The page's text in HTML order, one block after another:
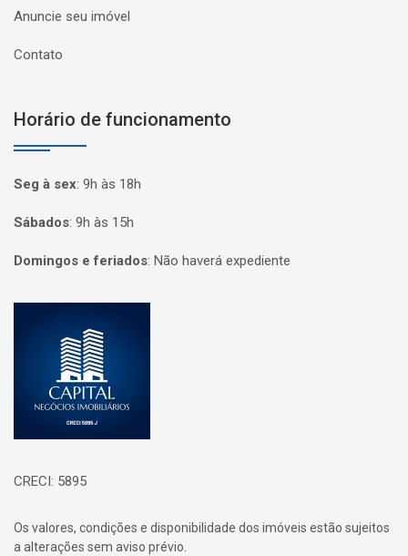
Anuncie seu imóvel
Contato
Horário de funcionamento
Seg à sex: 9h às 18h
Sábados: 9h às 15h
Domingos e feriados: Não haverá expediente
CRECI: 5895
Os valores, condições e disponibilidade dos imóveis estão sujeitos
a alterações sem aviso prévio.